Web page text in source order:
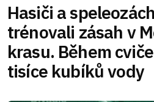
Hasiči a
trénovali zásah v
krasu. Během
tisíce kubíků vody